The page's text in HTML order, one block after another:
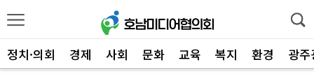
정치·의회 경제 사회 문화 교육 복지 환경 광